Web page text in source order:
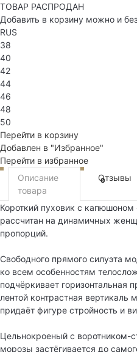
ТОВАР РАСПРОДАН
Добавить в корзину можно и
RUS
38
40
42
44
46
48
50
Перейти в корзину
Добавлен в "Избранное"
Перейти в избранное
Описание
товара
Отзывы
0
Короткий пуховик с капюшоном
рассчитан на динамичных
пропорций.
Свободного прямого силуэта
ко всем особенностям
подчёркивает горизонтальная
лентой контрастная вертикаль
придаёт фигуре стройность и
Цельнокроеный с воротником-
морозы застёгивается до